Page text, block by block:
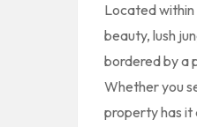
Located
beauty, lush
bordered by a
Whether you
property has it